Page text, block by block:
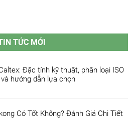
TỨC MỚI
Đặc tính kỹ thuật, phân loại ISO
hướng dẫn lựa chọn
Có Tốt Không? Đánh Giá Chi Tiết